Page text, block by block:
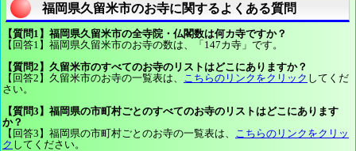
福岡県久留米市のお寺に関するよくある質問
【質問1】福岡県久留米市の全寺院・仏閣数は何カ寺ですか？
【回答1】福岡県久留米市のお寺の数は、「147カ寺」です。
【質問2】久留米市のすべてのお寺のリストはどこにありますか？
【回答2】久留米市のお寺の一覧表は、
こちらのリンクをクリック してくだ
さい。
【質問3】福岡県の市町村ごとのすべてのお寺のリストはどこにあります
か？
【回答3】福岡県の市町村ごとのお寺の一覧表は、
こちらのリンクをクリッ
ク してください。